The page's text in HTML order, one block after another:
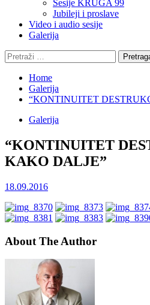
Sesije KRUGA 99
Jubileji i proslave
Video i audio sesije
Galerija
Pretraga:
Home
Galerija
“KONTINUITET
Galerija
“KONTINUITET
KAKO DALJE”
18.09.2016
About The Author